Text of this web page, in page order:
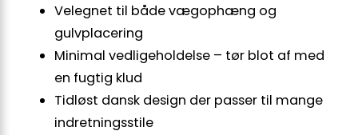
Velegnet til både vægophæng og
gulvplacering
Minimal vedligeholdelse – tør blot af med
en fugtig klud
Tidløst dansk design der passer til mange
indretningsstile